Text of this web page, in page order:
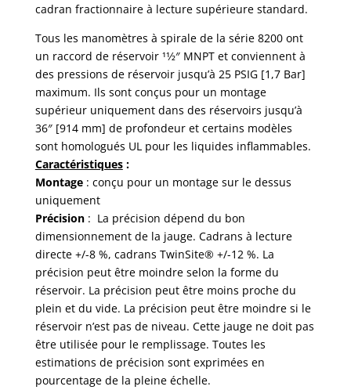
cadran fractionnaire à lecture supérieure standard.
Tous les manomètres à spirale de la série 8200 ont
un raccord de réservoir 11⁄2″ MNPT et conviennent à
des pressions de réservoir jusqu’à 25 PSIG [1,7 Bar]
maximum. Ils sont conçus pour un montage
supérieur uniquement dans des réservoirs jusqu’à
36″ [914 mm] de profondeur et certains modèles
sont homologués UL pour les liquides inflammables.
Caractéristiques:
Montage : conçu pour un montage sur le dessus
uniquement
Précision: La précision dépend du bon
dimensionnement de la jauge. Cadrans à lecture
directe +/-8 %, cadrans TwinSite® +/-12 %. La
précision peut être moindre selon la forme du
réservoir. La précision peut être moins proche du
plein et du vide. La précision peut être moindre si le
réservoir n’est pas de niveau. Cette jauge ne doit pas
être utilisée pour le remplissage. Toutes les
estimations de précision sont exprimées en
pourcentage de la pleine échelle.